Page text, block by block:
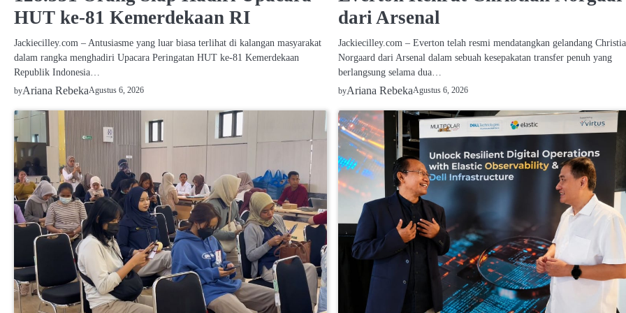
HUT ke-81 Kemerdekaan RI
Jackiecilley.com – Antusiasme yang luar biasa terlihat di kalangan masyarakat
dalam rangka menghadiri Upacara Peringatan HUT ke-81 Kemerdekaan
Republik Indonesia…
byAriana RebekaAgustus 6, 2026
dari Arsenal
Jackiecilley.com – Everton telah resmi mendatangkan gelandang
Norgaard dari Arsenal dalam sebuah kesepakatan transfer penuh yang
berlangsung selama dua…
byAriana RebekaAgustus 6, 2026